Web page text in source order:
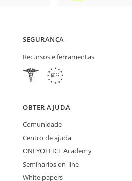
SEGURANÇA
Recursos e ferramentas
OBTER AJUDA
Comunidade
Centro de ajuda
ONLYOFFICE Academy
Seminários on-line
White papers